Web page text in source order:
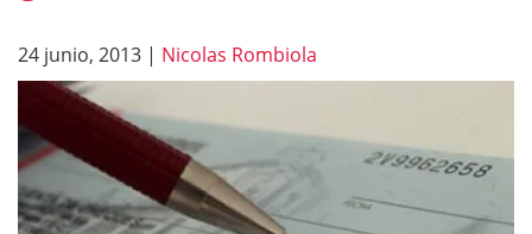
24 junio, 2013 | Nicolas Rombiola